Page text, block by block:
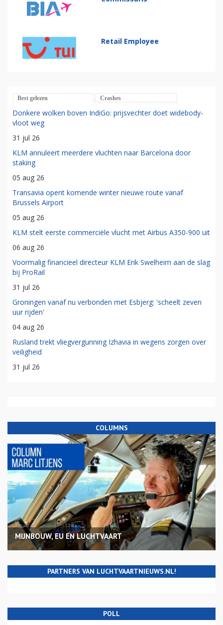
Retail Employee
Best gelezen Crashes
Donkere wolken boven IndiGo: prijsvechter doet widebody-
vloot weg
31 jul 26
KLM annuleert meerdere vluchten naar Barcelona door
staking
05 aug 26
Transavia opent komende winter nieuwe route vanaf
Brussels Airport
05 aug 26
KLM stelt eerste commerciële vlucht met Airbus A350-900 uit
06 aug 26
Voormalig financieel directeur KLM Erik Swelheim aan de slag
bij ProRail
31 jul 26
Groningen vanaf nu verbonden met Esbjerg: 'scheelt zeven
uur rijden'
04 aug 26
Rusland trekt vliegvergunning Izhavia in wegens zorgen over
veiligheid
31 jul 26
COLUMNS
MIJNBOUW, EU EN LUCHTVAART
PARTNERS VAN LUCHTVAARTNIEUWS.NL!
POLL